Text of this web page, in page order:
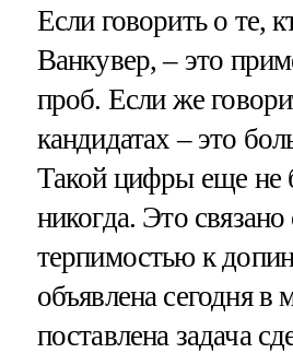
Если говорить о те,
Ванкувер, – это
проб. Если же
кандидатах – это
Такой цифры еще не
никогда. Это
терпимостью к
объявлена сегодня
поставлена задача